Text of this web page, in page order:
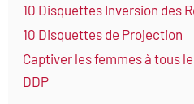
10 Disquettes Inversion des
10 Disquettes de Projection
Captiver les femmes à tous
DDP